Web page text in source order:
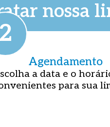
nossa
2
Agendamento
a data e o
para sua